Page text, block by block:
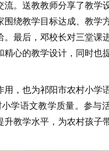
。送教教师分享了教学
绕教学目标达成、教学
最后，邓校长对三堂课
心的教学设计，同时也
用，也为祁阳市农村小学
学语文教学质量。参与
教学水平，为农村孩子